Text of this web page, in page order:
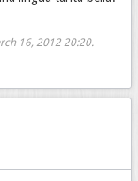
16, 2012 20:20.